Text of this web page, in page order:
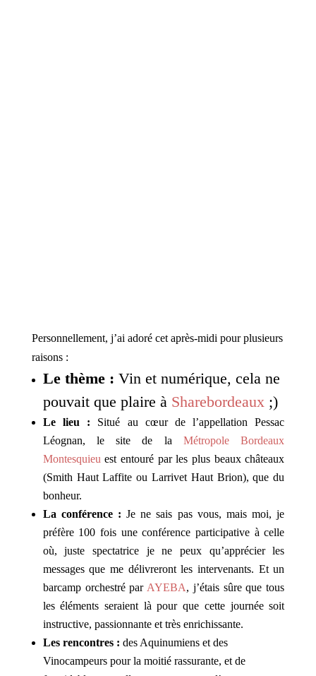
Personnellement, j’ai adoré cet après-midi pour plusieurs
raisons :
Le thème : Vin et numérique, cela ne
pouvait que plaire à Sharebordeaux ;)
Le lieu : Situé au cœur de l’appellation Pessac
Léognan, le site de la Métropole Bordeaux
Montesquieu est entouré par les plus beaux châteaux
(Smith Haut Laffite ou Larrivet Haut Brion), que du
bonheur.
La conférence : Je ne sais pas vous, mais moi, je
préfère 100 fois une conférence participative à celle
où, juste spectatrice je ne peux qu’apprécier les
messages que me délivreront les intervenants. Et un
barcamp orchestré par AYEBA, j’étais sûre que tous
les éléments seraient là pour que cette journée soit
instructive, passionnante et très enrichissante.
Les rencontres : des Aquinumiens et des
Vinocampeurs pour la moitié rassurante, et de